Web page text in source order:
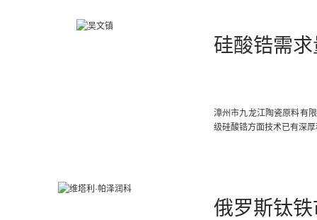
硅酸锆需
漳州市九龙江陶瓷原料有
级硅酸锆方面技术已有深
俄罗斯钛